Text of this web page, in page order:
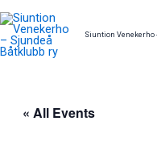
Skip
to
content
Siuntion Venekerho
« All Events